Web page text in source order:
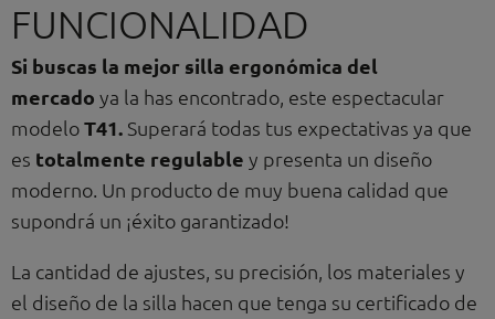
FUNCIONALIDAD
Si buscas la mejor silla ergonómica del
mercado ya la has encontrado, este espectacular
modeloT41. Superará todas tus expectativas ya que
es totalmente regulable y presenta un diseño
moderno. Un producto de muy buena calidad que
supondrá un ¡éxito garantizado!
La cantidad de ajustes, su precisión, los materiales y
el diseño de la silla hacen que tenga su certificado de